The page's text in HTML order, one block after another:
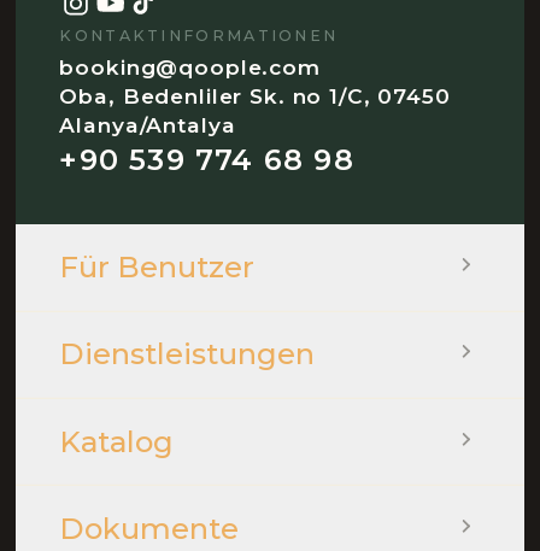
KONTAKTINFORMATIONEN
booking@qoople.com
Oba, Bedenliler Sk. no 1/C, 07450
Alanya/Antalya
+90 539 774 68 98
Für Benutzer
Dienstleistungen
Katalog
Dokumente